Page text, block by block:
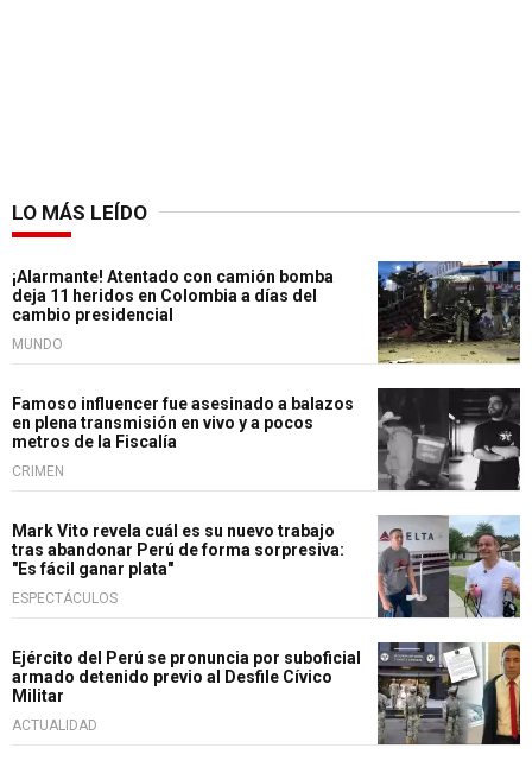
LO MÁS LEÍDO
¡Alarmante! Atentado con camión bomba
deja 11 heridos en Colombia a días del
cambio presidencial
MUNDO
Famoso influencer fue asesinado a balazos
en plena transmisión en vivo y a pocos
metros de la Fiscalía
CRIMEN
Mark Vito revela cuál es su nuevo trabajo
tras abandonar Perú de forma sorpresiva:
"Es fácil ganar plata"
ESPECTÁCULOS
Ejército del Perú se pronuncia por suboficial
armado detenido previo al Desfile Cívico
Militar
ACTUALIDAD